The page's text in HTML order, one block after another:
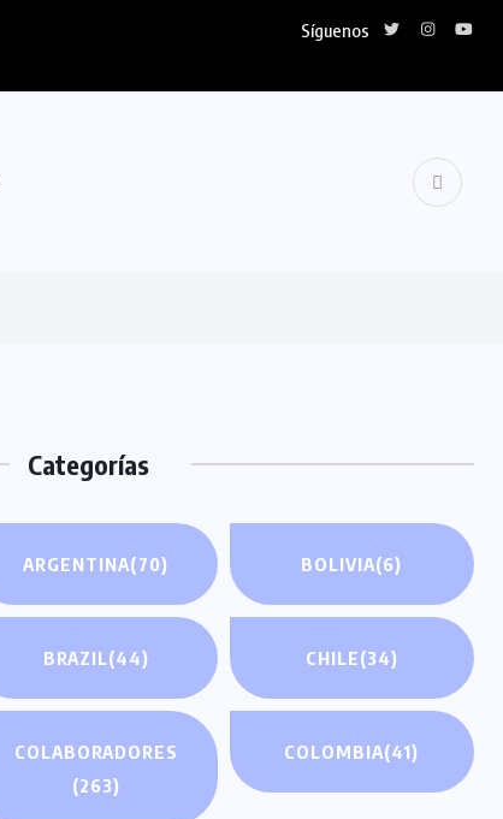
Síguenos
Categorías
ARGENTINA(70) BOLIVIA(6)
BRAZIL(44) CHILE(34)
COLABORADORES
(263)
COLOMBIA(41)